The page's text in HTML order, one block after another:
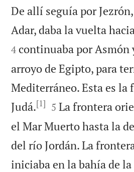
De allí seguía por
Adar, daba la vuelta
4 continuaba por Asmón
arroyo de Egipto, para
Mediterráneo. Esta es la
Judá.[1] 

5 La frontera
el Mar Muerto hasta la
del río Jordán. La
iniciaba en la bahía de